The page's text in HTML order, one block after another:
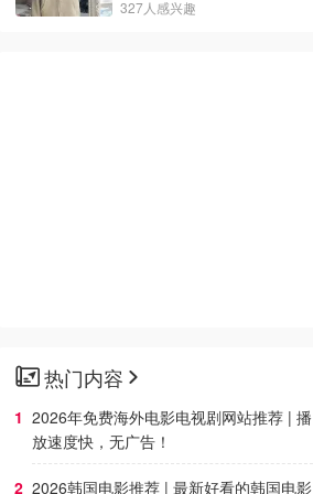
327人感兴趣
热门内容
2026年免费海外电影电视剧网站推荐 | 播
放速度快，无广告！
2026韩国电影推荐 | 最新好看的韩国电影